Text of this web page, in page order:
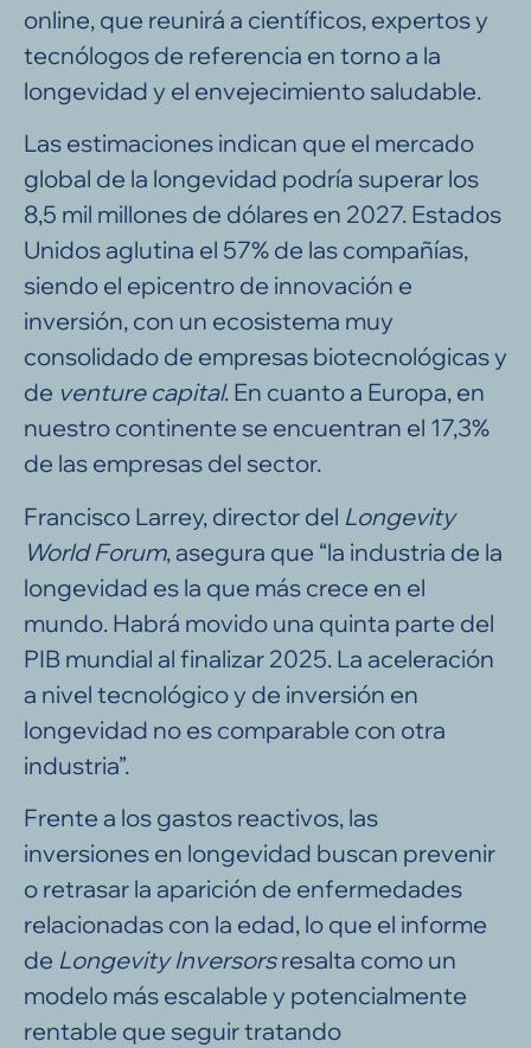
online, que reunirá a científicos, expertos y
tecnólogos de referencia en torno a la
longevidad y el envejecimiento saludable.
Las estimaciones indican que el mercado
global de la longevidad podría superar los
8,5 mil millones de dólares en 2027. Estados
Unidos aglutina el 57% de las compañías,
siendo el epicentro de innovación e
inversión, con un ecosistema muy
consolidado de empresas biotecnológicas y
de venture capital. En cuanto a Europa, en
nuestro continente se encuentran el 17,3%
de las empresas del sector.
Francisco Larrey, director del Longevity
World Forum, asegura que “la industria de la
longevidad es la que más crece en el
mundo. Habrá movido una quinta parte del
PIB mundial al finalizar 2025. La aceleración
a nivel tecnológico y de inversión en
longevidad no es comparable con otra
industria”.
Frente a los gastos reactivos, las
inversiones en longevidad buscan prevenir
o retrasar la aparición de enfermedades
relacionadas con la edad, lo que el informe
de Longevity Inversorsresalta como un
modelo más escalable y potencialmente
rentable que seguir tratando